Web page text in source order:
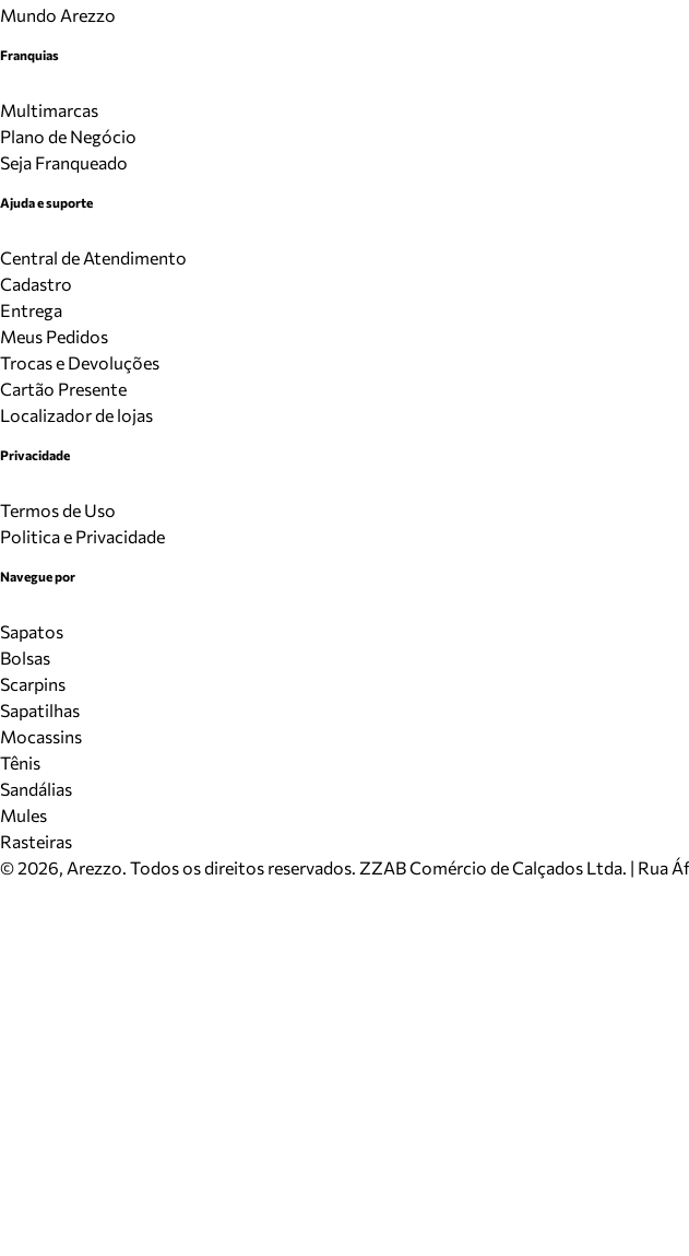
Mundo Arezzo
Franquias
Multimarcas
Plano de Negócio
Seja Franqueado
Ajuda e suporte
Central de Atendimento
Cadastro
Entrega
Meus Pedidos
Trocas e Devoluções
Cartão Presente
Localizador de lojas
Privacidade
Termos de Uso
Politica e Privacidade
Navegue por
Sapatos
Bolsas
Scarpins
Sapatilhas
Mocassins
Tênis
Sandálias
Mules
Rasteiras
©2026, Arezzo. Todos os direitos reservados. ZZAB Comércio de Calçados Ltda. | Rua